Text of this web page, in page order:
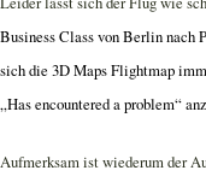
Business Class von Berlin nach
sich die 3D Maps Flightmap
„Has encountered a problem“
Aufmerksam ist wiederum der